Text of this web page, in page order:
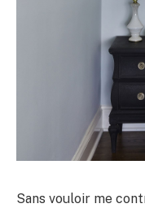
Sans vouloir me